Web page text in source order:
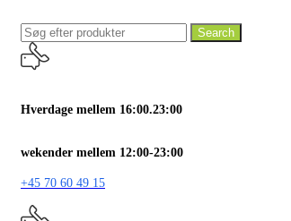
Search
Hverdage mellem 16:00.23:00
wekender mellem 12:00-23:00
+45 70 60 49 15